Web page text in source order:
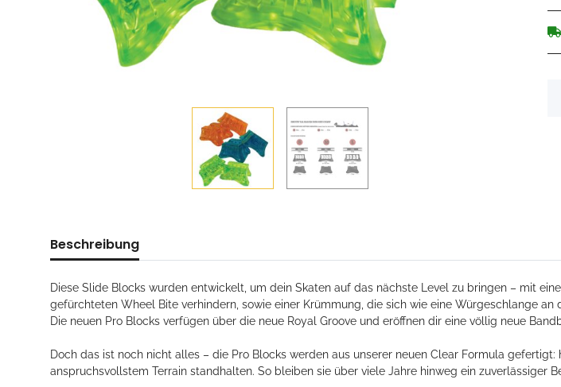
Beschreibung
Diese Slide Blocks wurden entwickelt, um dein Skaten auf das nächste Level zu bringen – mit
gefürchteten Wheel Bite verhindern, sowie einer Krümmung, die sich wie eine Würgeschlange an
Die neuen Pro Blocks verfügen über die neue Royal Groove und eröffnen dir eine völlig neue
Doch das ist noch nicht alles – die Pro Blocks werden aus unserer neuen Clear Formula
anspruchsvollstem Terrain standhalten. So bleiben sie über viele Jahre hinweg ein zuverlässiger